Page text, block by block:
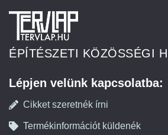
ÉPÍTÉSZETI KÖZÖSSÉGI
Lépjen velünk kapcsolatba:
Cikket szeretnék írni
Termékinformációt küldenék